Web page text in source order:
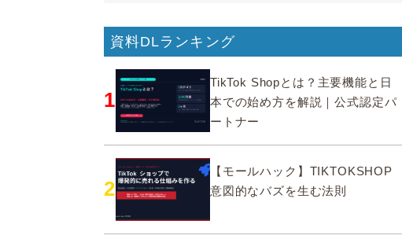
資料DLランキング
1
TikTok Shopとは？主要機能と日
本での始め方を解説｜公式認定パ
ートナー
2
【モールハック】TIKTOKSHOP
意図的なバズを生む法則